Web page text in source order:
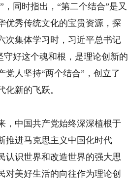
同时指出，“第二个结合”是又
优秀传统文化的宝贵资源，探
次集体学习时，习近平总书记
守好这个魂和根，是理论创新的
人坚持“两个结合”，创立了
新的飞跃。
中国共产党始终深深植根于
推进马克思主义中国化时代
认识世界和改造世界的强大思
美好生活的向往作为理论创